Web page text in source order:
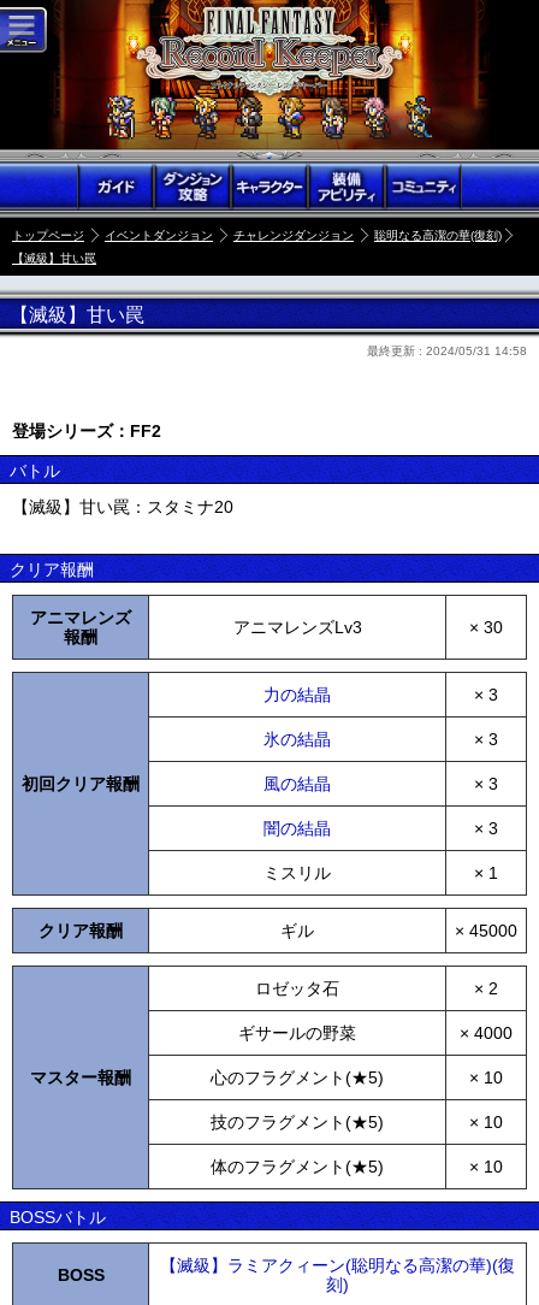
トップページ イベントダンジョン チャレンジダンジョン
聡明なる高潔の華(復刻)
【滅級】甘い罠
【滅級】甘い罠
最終更新 : 2024/05/31 14:58
登場シリーズ：FF2
バトル
【滅級】甘い罠：スタミナ20
クリア報酬
アニマレンズ
報酬
アニマレンズLv3 × 30
初回クリア報酬
力の結晶 × 3
氷の結晶 × 3
風の結晶 × 3
闇の結晶 × 3
ミスリル × 1
クリア報酬 ギル × 45000
マスター報酬
ロゼッタ石 × 2
ギサールの野菜 × 4000
心のフラグメント(★5) × 10
技のフラグメント(★5) × 10
体のフラグメント(★5) × 10
BOSSバトル
BOSS
【滅級】ラミアクィーン(聡明なる高潔の華)(復
刻)